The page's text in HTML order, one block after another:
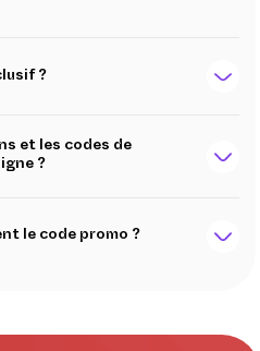
?
et les codes de
?
le code promo ?